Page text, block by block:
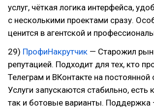
услуг, чёткая логика интерфейса,
с несколькими проектами сразу.
ценится в агентской и
29) ПрофиНакрутчик — Старожил
репутацией. Подходит для тех, кто
Телеграм и ВКонтакте на постоянной
Услуги запускаются стабильно, есть
так и ботовые варианты. Поддержка